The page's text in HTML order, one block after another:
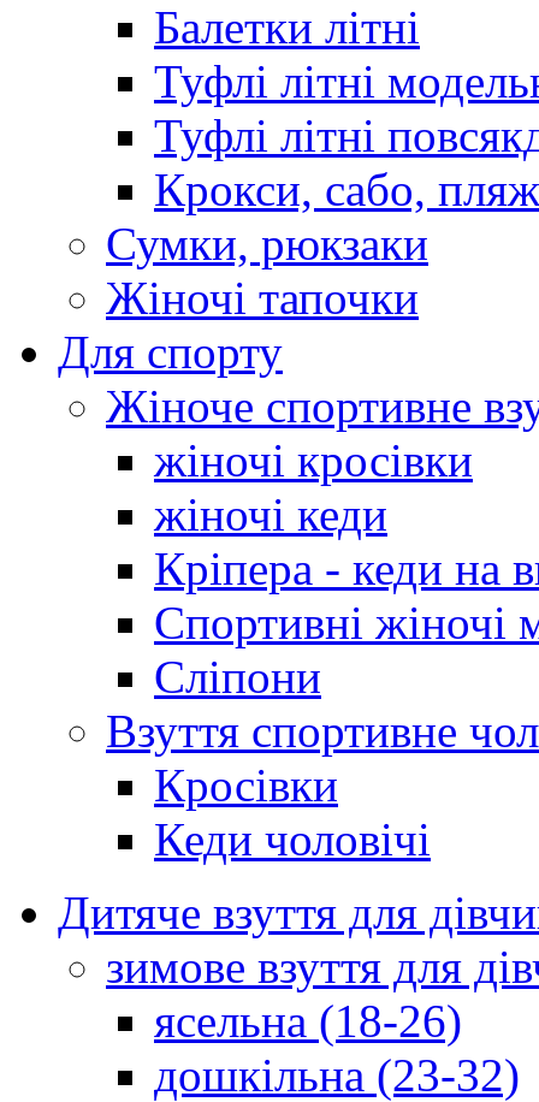
Балетки літні
Туфлі літні
Туфлі літні
Крокси, сабо,
Сумки, рюкзаки
Жіночі тапочки
Для спорту
Жіноче спортивне
жіночі кросівки
жіночі кеди
Кріпера - кеди на
Спортивні жіночі
Сліпони
Взуття спортивне
Кросівки
Кеди чоловічі
Дитяче взуття для
зимове взуття для
ясельна (18-26)
дошкільна (23-32)